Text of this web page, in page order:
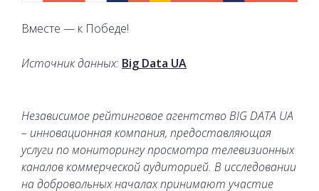
Вместе — к Победе!
Источник данных: Big Data UA
Независимое рейтинговое агентство BIG DATA UA
– инновационная компания, предоставляющая
услуги по мониторингу просмотра телевизионных
каналов коммерческой аудиторией. В исследовании
на добровольных началах принимают участие